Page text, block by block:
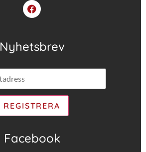
Nyhetsbrev
Facebook